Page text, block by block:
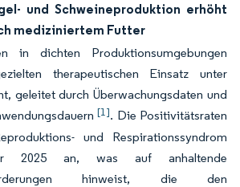
und Schweineproduktion erhöht
mediziniertem Futter
in dichten Produktionsumgebungen
therapeutischen Einsatz unter
geleitet durch Überwachungsdaten und
[1]. Die Positivitätsraten
und Respirationssyndrom
2025 an, was auf anhaltende
hinweist, die den